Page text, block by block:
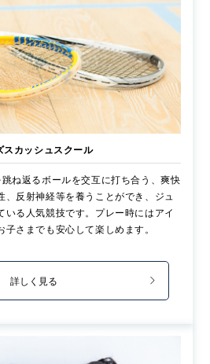
スカッシュスクール
ね返るボールを交互に打ち合う、爽快
、反射神経等を養うことができ、ジュ
いる人気競技です。プレー時にはアイ
さまでも安心して楽しめます。
詳しく見る